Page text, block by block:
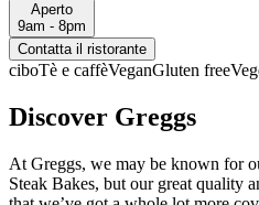
Aperto
9am - 8pm
Contatta il ristorante
ciboTè e caffèVeganGluten free
Discover Greggs
At Greggs, we may be known for
Steak Bakes, but our great quality